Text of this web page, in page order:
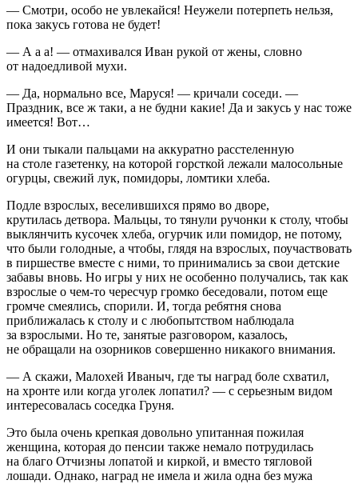
— Смотри, особо не увлекайся! Неужели потерпеть нельзя,
пока закусь готова не будет!
— А а а! — отмахивался Иван рукой от жены, словно
от надоедливой мухи.
— Да, нормально все, Маруся! — кричали соседи. —
Праздник, все ж таки, а не будни какие! Да и закусь у нас тоже
имеется! Вот…
И они тыкали пальцами на аккуратно расстеленную
на столе газетенку, на которой горсткой лежали малосольные
огурцы, свежий лук, помидоры, ломтики хлеба.
Подле взрослых, веселившихся прямо во дворе,
крутилась детвора. Мальцы, то тянули ручонки к столу, чтобы
выклянчить кусочек хлеба, огурчик или помидор, не потому,
что были голодные, а чтобы, глядя на взрослых, поучаствовать
в пиршестве вместе с ними, то принимались за свои детские
забавы вновь. Но игры у них не особенно получались, так как
взрослые о чем-то чересчур громко беседовали, потом еще
громче смеялись, спорили. И, тогда ребятня снова
приближалась к столу и с любопытством наблюдала
за взрослыми. Но те, занятые разговором, казалось,
не обращали на озорников совершенно никакого внимания.
— А скажи, Малохей Иваныч, где ты наград боле схватил,
на хронте или когда уголек лопатил? — с серьезным видом
интересовалась соседка Груня.
Это была очень крепкая довольно упитанная пожилая
женщина, которая до пенсии также немало потрудилась
на благо Отчизны лопатой и киркой, и вместо тягловой
лошади. Однако, наград не имела и жила одна без мужа